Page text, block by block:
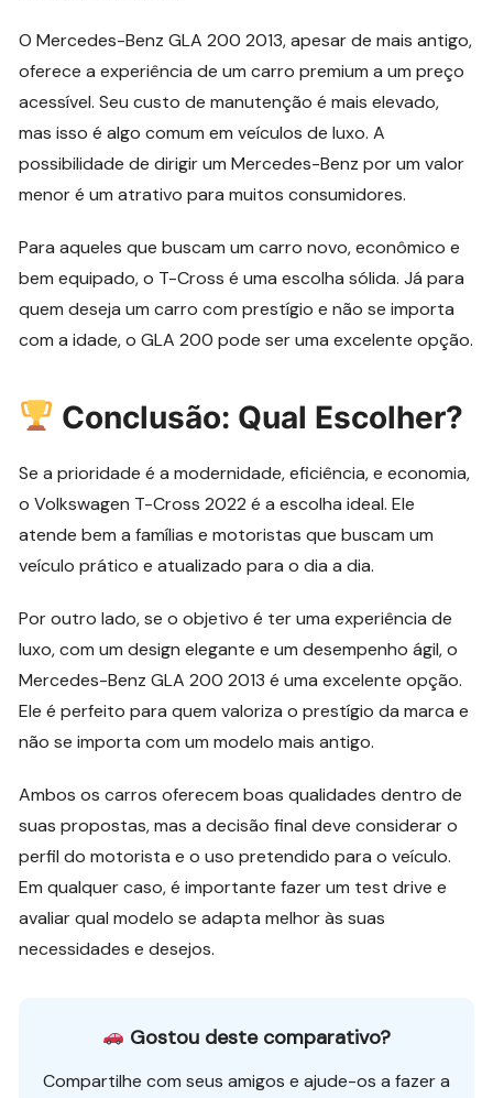
O Mercedes-Benz GLA 200 2013, apesar de mais antigo,
oferece a experiência de um carro premium a um preço
acessível. Seu custo de manutenção é mais elevado,
mas isso é algo comum em veículos de luxo. A
possibilidade de dirigir um Mercedes-Benz por um valor
menor é um atrativo para muitos consumidores.
Para aqueles que buscam um carro novo, econômico e
bem equipado, o T-Cross é uma escolha sólida. Já para
quem deseja um carro com prestígio e não se importa
com a idade, o GLA 200 pode ser uma excelente opção.
Conclusão: Qual Escolher?
Se a prioridade é a modernidade, eficiência, e economia,
o Volkswagen T-Cross 2022 é a escolha ideal. Ele
atende bem a famílias e motoristas que buscam um
veículo prático e atualizado para o dia a dia.
Por outro lado, se o objetivo é ter uma experiência de
luxo, com um design elegante e um desempenho ágil, o
Mercedes-Benz GLA 200 2013 é uma excelente opção.
Ele é perfeito para quem valoriza o prestígio da marca e
não se importa com um modelo mais antigo.
Ambos os carros oferecem boas qualidades dentro de
suas propostas, mas a decisão final deve considerar o
perfil do motorista e o uso pretendido para o veículo.
Em qualquer caso, é importante fazer um test drive e
avaliar qual modelo se adapta melhor às suas
necessidades e desejos.
Gostou deste comparativo?
Compartilhe com seus amigos e ajude-os a fazer a